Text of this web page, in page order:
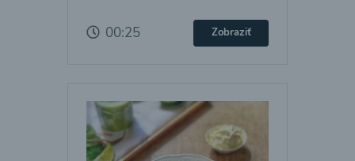
00:25 Zobraziť